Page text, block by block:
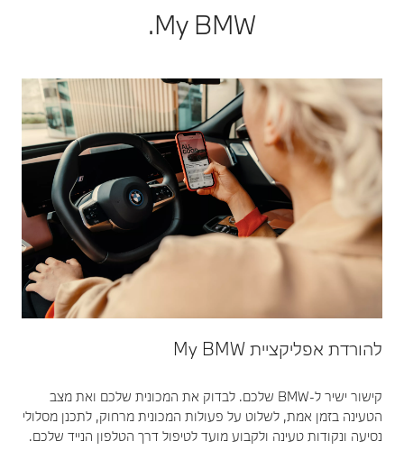
My BMW.
להורדת אפליקציית My BMW
קישור ישיר ל-BMW שלכם. לבדוק את המכונית שלכם ואת מצב
הטעינה בזמן אמת, לשלוט על פעולות המכונית מרחוק, לתכנן מסלולי
נסיעה ונקודות טעינה ולקבוע מועד לטיפול דרך הטלפון הנייד שלכם.